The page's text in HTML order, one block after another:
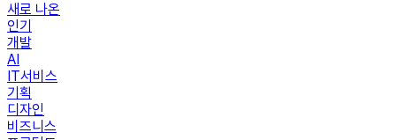
새로 나온
인기
개발
AI
IT서비스
기획
디자인
비즈니스